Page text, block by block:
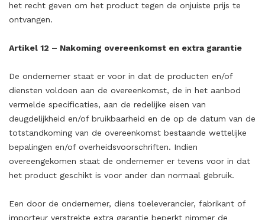
het recht geven om het product tegen de onjuiste prijs te
ontvangen.
Artikel 12 – Nakoming overeenkomst en extra garantie
De ondernemer staat er voor in dat de producten en/of
diensten voldoen aan de overeenkomst, de in het aanbod
vermelde specificaties, aan de redelijke eisen van
deugdelijkheid en/of bruikbaarheid en de op de datum van de
totstandkoming van de overeenkomst bestaande wettelijke
bepalingen en/of overheidsvoorschriften. Indien
overeengekomen staat de ondernemer er tevens voor in dat
het product geschikt is voor ander dan normaal gebruik.
Een door de ondernemer, diens toeleverancier, fabrikant of
importeur verstrekte extra garantie beperkt nimmer de